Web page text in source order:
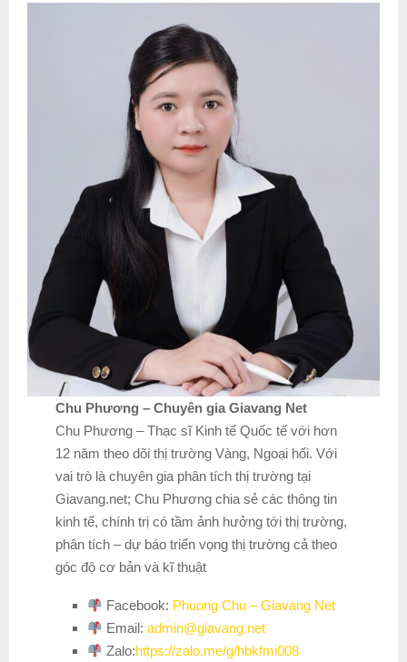
Chu Phương – Chuyên gia Giavang Net
Chu Phương – Thạc sĩ Kinh tế Quốc tế với hơn
12 năm theo dõi thị trường Vàng, Ngoại hối. Với
vai trò là chuyên gia phân tích thị trường tại
Giavang.net; Chu Phương chia sẻ các thông tin
kinh tế, chính trị có tầm ảnh hưởng tới thị trường,
phân tích – dự báo triển vọng thị trường cả theo
góc độ cơ bản và kĩ thuật
Facebook: Phuong Chu – Giavang Net
Email:admin@giavang.net
Zalo:https://zalo.me/g/hbkfmi008